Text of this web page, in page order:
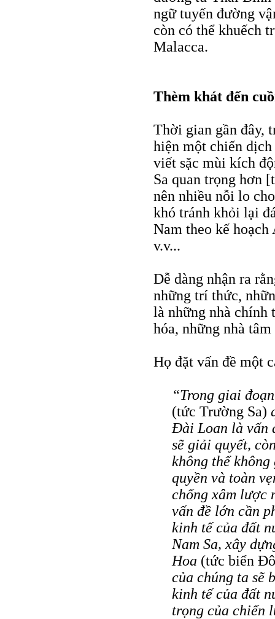
ngữ tuyến đường
còn có thể khuếch
Malacca.
Thèm khát đến
Thời gian gần đây,
hiện một chiến
viết sặc mùi kích
Sa quan trọng hơn
nên nhiều nỗi lo
khó tránh khỏi lại
Nam theo kế hoạch
v.v...
Dễ dàng nhận ra
những trí thức,
là những nhà chính
hóa, những nhà
Họ đặt vấn đề một
“Trong giai
(tức Trường Sa)
Đài Loan là vấn
sẽ giải quyết,
không thể
quyền và toàn
chống xâm lược
vấn đề lớn cần
kinh tế của đất
Nam Sa, xây
Hoa (tức biển
của chúng ta sẽ
kinh tế của đất
trọng của chiến